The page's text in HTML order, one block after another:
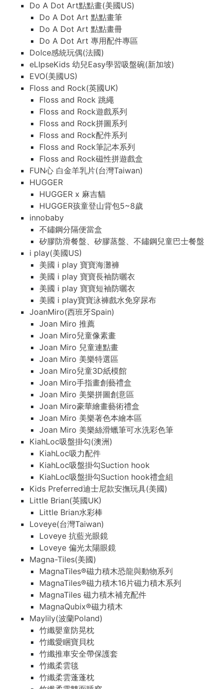
Do A Dot Art點點畫(美國US)
Do A Dot Art 點點畫筆
Do A Dot Art 點點畫冊
Do A Dot Art 專用配件專區
Dolce感統玩偶(法國)
eLIpseKids 幼兒Easy學習吸盤碗(新加坡)
EVO(美國US)
Floss and Rock(英國UK)
Floss and Rock 跳繩
Floss and Rock遊戲系列
Floss and Rock拼圖系列
Floss and Rock配件系列
Floss and Rock筆記本系列
Floss and Rock磁性拼遊戲盒
FUN心 白金羊乳片(台灣Taiwan)
HUGGER
HUGGER x 麻吉貓
HUGGER孩童登山背包5~8歲
innobaby
不鏽鋼分隔便當盒
矽膠防滑餐盤、矽膠蒸盤、不鏽鋼兒童巴士餐盤
i play(美國US)
美國 i play 寶寶海灘褲
美國 i play 寶寶長袖防曬衣
美國 i play 寶寶短袖防曬衣
美國 i play寶寶泳褲戲水免穿尿布
JoanMiro(西班牙Spain)
Joan Miro 推薦
Joan Miro兒童像素畫
Joan Miro 兒童連點畫
Joan Miro 美樂特選區
Joan Miro兒童3D紙模館
Joan Miro手指畫創藝禮盒
Joan Miro 美樂拼圖創意區
Joan Miro豪華繪畫藝術禮盒
Joan Miro 美樂著色本繪本區
Joan Miro 美樂絲滑蠟筆可水洗彩色筆
KiahLoc吸盤掛勾(澳洲)
KiahLoc吸力配件
KiahLoc吸盤掛勾Suction hook
KiahLoc吸盤掛勾Suction hook禮盒組
Kids Preferred迪士尼款安撫玩具(美國)
Little Brian(英國UK)
Little Brian水彩棒
Loveye(台灣Taiwan)
Loveye 抗藍光眼鏡
Loveye 偏光太陽眼鏡
Magna-Tiles(美國)
MagnaTiles®磁力積木恐龍與動物系列
MagnaTiles®磁力積木16片磁力積木系列
MagnaTiles 磁力積木補充配件
MagnaQubix®磁力積木
Maylily(波蘭Poland)
竹纖嬰童防晃枕
竹纖愛睏寶貝枕
竹纖推車安全帶保護套
竹纖柔雲毯
竹纖柔雲蓬蓬枕